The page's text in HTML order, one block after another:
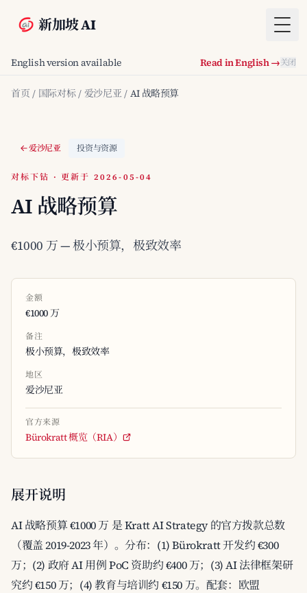
新加坡 AI
English version available Read in English →关闭
首页 / 国际对标 / 爱沙尼亚 / AI 战略预算
爱沙尼亚 投资与资源
对标下钻 · 更新于 2026-05-04
AI 战略预算
€1000 万 — 极小预算，极致效率
金额
€1000 万
备注
极小预算，极致效率
地区
爱沙尼亚
官方来源
Bürokratt 概览（RIA）
展开说明
AI 战略预算 €1000 万 是 Kratt AI Strategy 的官方拨款总数
（覆盖 2019-2023 年）。分布：(1) Bürokratt 开发约 €300
万；(2) 政府 AI 用例 PoC 资助约 €400 万；(3) AI 法律框架研
究约 €150 万；(4) 教育与培训约 €150 万。配套：欧盟